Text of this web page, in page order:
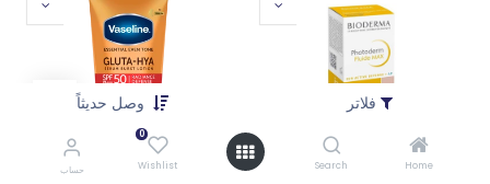
فلاتر وصل حديثاً
Home
Search
0
Wishlist حساب